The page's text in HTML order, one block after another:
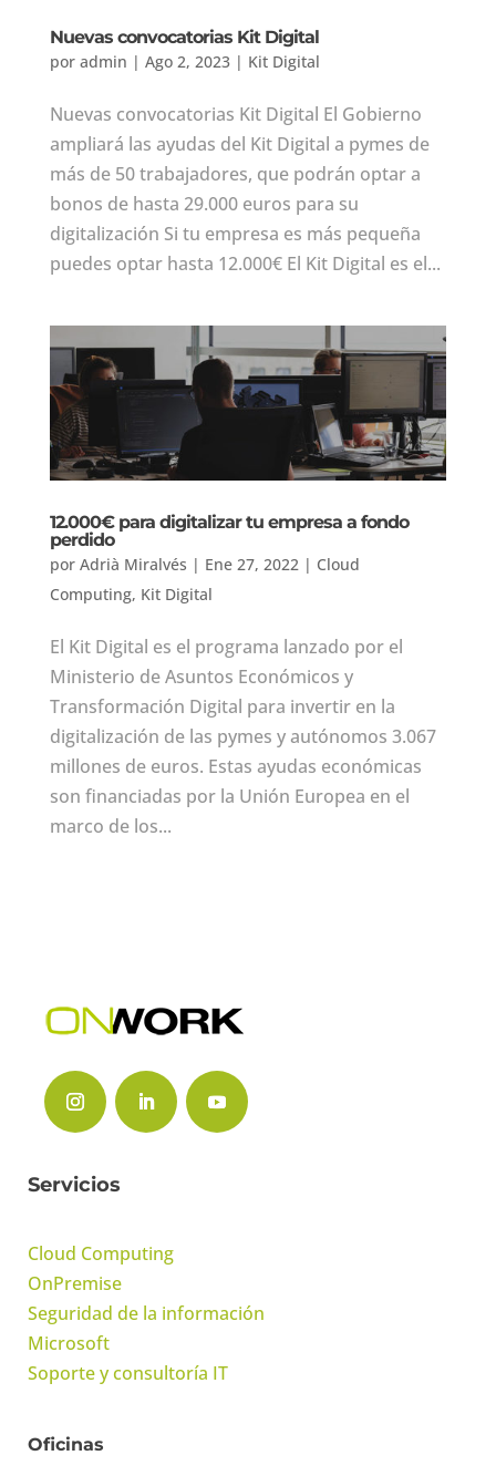
Nuevas convocatorias Kit Digital
por admin | Ago 2, 2023| Kit Digital
Nuevas convocatorias Kit Digital El Gobierno
ampliará las ayudas del Kit Digital a pymes de
más de 50 trabajadores, que podrán optar a
bonos de hasta 29.000 euros para su
digitalización Si tu empresa es más pequeña
puedes optar hasta 12.000€ El Kit Digital es el...
12.000€ para digitalizar tu empresa a fondo
perdido
por Adrià Miralvés | Ene 27, 2022| Cloud
Computing, Kit Digital
El Kit Digital es el programa lanzado por el
Ministerio de Asuntos Económicos y
Transformación Digital para invertir en la
digitalización de las pymes y autónomos 3.067
millones de euros. Estas ayudas económicas
son financiadas por la Unión Europea en el
marco de los...
Servicios
Cloud Computing
OnPremise
Seguridad de la información
Microsoft
Soporte y consultoría IT
Oficinas